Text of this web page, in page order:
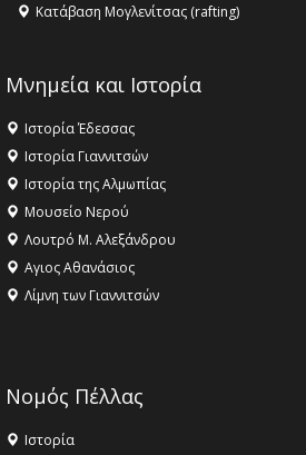
Κατάβαση Μογλενίτσας (rafting)
Μνημεία και Ιστορία
Ιστορία Έδεσσας
Ιστορία Γιαννιτσών
Ιστορία της Αλμωπίας
Μουσείο Νερού
Λουτρό Μ. Αλεξάνδρου
Αγιος Αθανάσιος
Λίμνη των Γιαννιτσών
Νομός Πέλλας
Ιστορία